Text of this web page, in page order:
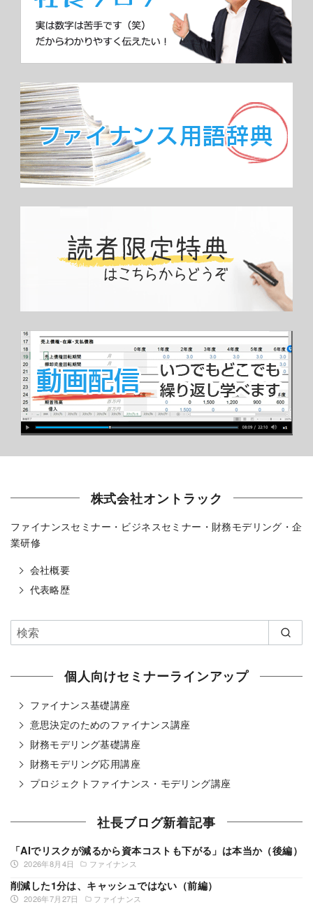
株式会社オントラック
ファイナンスセミナー・ビジネスセミナー・財務モデリング・企
業研修
会社概要
代表略歴
個人向けセミナーラインアップ
ファイナンス基礎講座
意思決定のためのファイナンス講座
財務モデリング基礎講座
財務モデリング応用講座
プロジェクトファイナンス・モデリング講座
社長ブログ新着記事
2026年8月4日 ファイナンス
「AIでリスクが減るから資本コストも下がる」は本当か（後編）
2026年7月27日 ファイナンス
削減した1分は、キャッシュではない（前編）